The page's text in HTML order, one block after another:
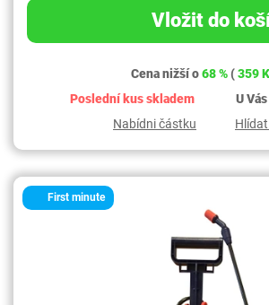
Vložit do
Cena nižší o68 %(359
Poslední kus skladem
U
Nabídni částku
First minute